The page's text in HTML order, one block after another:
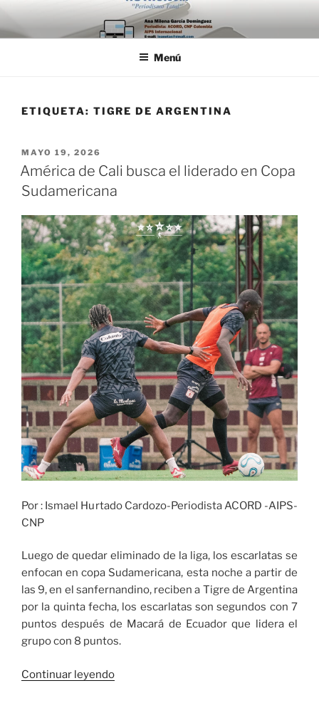
Saltar
al
contenido
Menú
ETIQUETA: TIGRE DE ARGENTINA
PUBLICADO
EL
MAYO 19, 2026
América de Cali busca el liderado en Copa
Sudamericana
Por : Ismael Hurtado Cardozo-Periodista ACORD -AIPS-
CNP
Luego de quedar eliminado de la liga, los escarlatas se
enfocan en copa Sudamericana, esta noche a partir de
las 9, en el sanfernandino, reciben a Tigre de Argentina
por la quinta fecha, los escarlatas son segundos con 7
puntos después de Macará de Ecuador que lidera el
grupo con 8 puntos.
Continuar leyendo«América